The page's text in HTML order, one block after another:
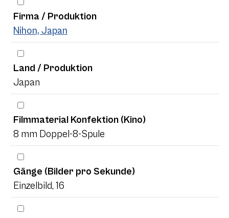
Firma / Produktion
Nihon, Japan
Land / Produktion
Japan
Filmmaterial Konfektion (Kino)
8 mm Doppel-8-Spule
Gänge (Bilder pro Sekunde)
Einzelbild, 16